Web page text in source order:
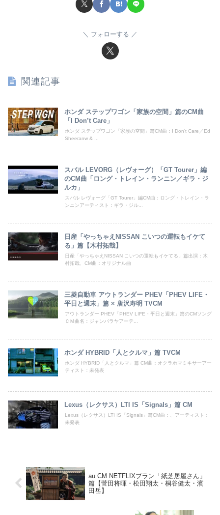
フォローする
関連記事
ホンダ ステップワゴン「家族の空間」篇のCM曲
「I Don’t Care」
ホンダ ステップワゴン「家族の空間」篇CM曲：I Don't Care／Ed
Sheeranw & ...
スバル LEVORG（レヴォーグ）「GT Tourer」編
のCM曲「ロング・トレイン・ランニン／ギラ・ジ
ルカ」
スバル レヴォーグ「GT Tourer」編CM曲：ロング・トレイン・ラ
ンニンアーティスト：ギラ・ジル...
日産「やっちゃえNISSAN こいつの運転もイケて
る」篇【木村拓哉】
日産「やっちゃえNISSAN こいつの運転もイケてる」篇出演：木
村拓哉、CM曲：オリジナル曲
三菱自動車 アウトランダー PHEV「PHEV LIFE・
平日と週末」篇 × 唐沢寿明 TVCM
アウトランダー PHEV「PHEV LIFE・平日と週末」篇のCMソング
ＣＭ曲名：ジャンバラヤアーテ...
ホンダ HYBRID「人とクルマ」篇 TVCM
ホンダ HYBRID「人とクルマ」篇 CM曲：オクラホマミキサーアー
ティスト：未発表
Lexus（レクサス）LTI IS「Signals」篇 CM
Lexus（レクサス）LTI IS「Signals」篇CM曲：、アーティスト：
未発表
au CM NETFLIXプラン「紙芝居屋さん」
篇【菅田将暉・松田翔太・桐谷健太・濱
田岳】